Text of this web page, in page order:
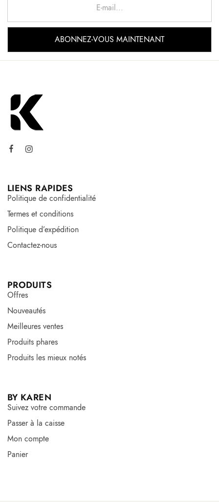
LIENS RAPIDES
Politique de confidentialité
Termes et conditions
Politique d’expédition
Contactez-nous
PRODUITS
Offres
Nouveautés
Meilleures ventes
Produits phares
Produits les mieux notés
BY KAREN
Suivez votre commande
Passer à la caisse
Mon compte
Panier